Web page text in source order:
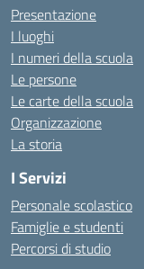
Presentazione
I luoghi
I numeri della scuola
Le persone
Le carte della scuola
Organizzazione
La storia
I Servizi
Personale scolastico
Famiglie e studenti
Percorsi di studio